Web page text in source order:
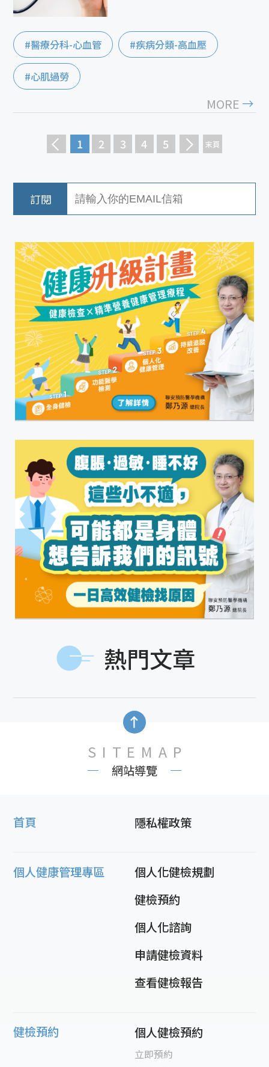
#醫療分科-心血管 #疾病分類-高血壓
#心肌過勞
MORE
熱門文章
1 2 3 4 5
SITEMAP
網站導覽
首頁 隱私權政策
個人健康管理專區
個人化健檢規劃
健檢預約
個人化諮詢
申請健檢資料
查看健檢報告
健檢預約 個人健檢預約
立即預約